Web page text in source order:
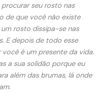
seu rosto nas
de que você não existe
rosto dissipa-se nas
E depois de todo esse
é um presente da vida.
a sua solidão porque eu
além das brumas, lá onde